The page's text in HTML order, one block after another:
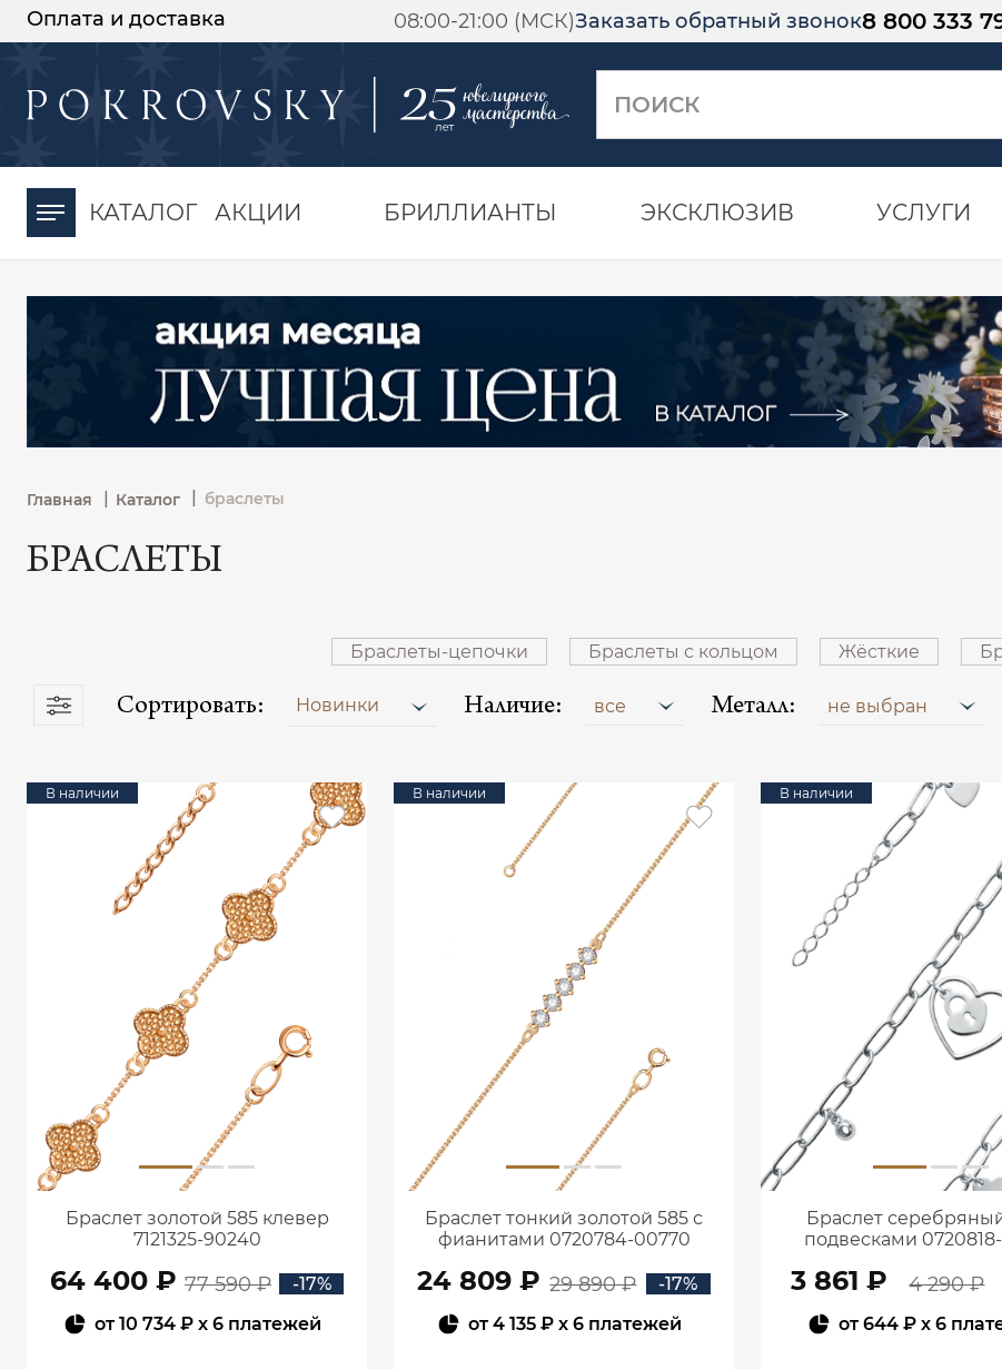
Оплата и доставка 08:00-21:00 (МСК)Заказать обратный звонок8 800 333
КАТАЛОГ АКЦИИ БРИЛЛИАНТЫ ЭКСКЛЮЗИВ УСЛУГИ
Главная | Каталог браслеты
БРАСЛЕТЫ
Браслеты-цепочки Браслеты с кольцом Жёсткие
Сортировать: Новинки Наличие: все Металл: не выбран
В наличии
Браслет золотой 585 клевер
7121325-90240
64 400 ₽ 77 590 ₽
-17%
от10 734 ₽x 6 платежей
В наличии
Браслет тонкий золотой 585 с
фианитами 0720784-00770
24 809 ₽ 29 890 ₽
-17%
от4 135 ₽x 6 платежей
В наличии
Браслет
подвесками
3 861 ₽ 4 290 ₽
от644 ₽ x 6
-30%
момента оплаты